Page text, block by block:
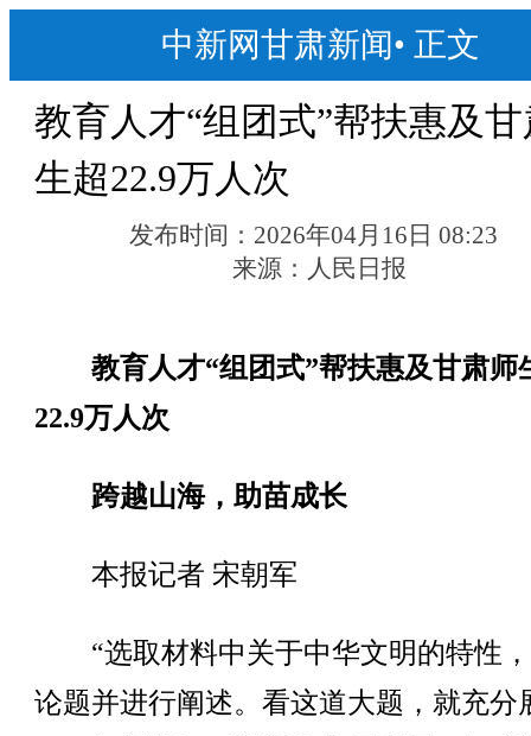
中新网甘肃新闻• 正文
教育人才“组团式”帮扶惠及
生超22.9万人次
发布时间： 2026年04月16日 08:23
来源： 人民日报
教育人才“组团式”帮扶惠及甘肃师
22.9万人次
跨越山海，助苗成长
本报记者 宋朝军
“选取材料中关于中华文明的特性
论题并进行阐述。看这道大题，就充分